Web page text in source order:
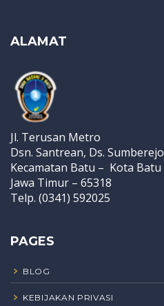
ALAMAT
Jl. Terusan Metro
Dsn. Santrean, Ds. Sumberejo
Kecamatan Batu – Kota Batu
Jawa Timur – 65318
Telp. (0341) 592025
PAGES
BLOG
KEBIJAKAN PRIVASI